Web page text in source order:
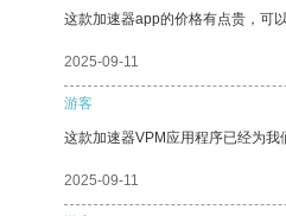
这款加速器app的价格有点贵，可
2025-09-11
游客
这款加速器VPM应用程序已经为我
2025-09-11